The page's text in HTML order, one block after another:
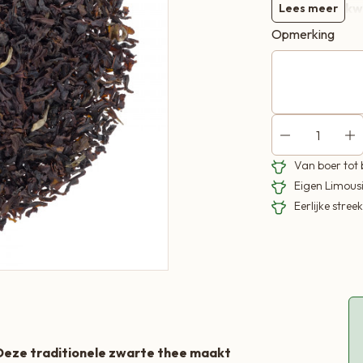
biologische
Ingrediënten:
Lees meer
Opmerking
Van boer tot
Eigen
Eerlijke
traditionele zwarte thee maakt